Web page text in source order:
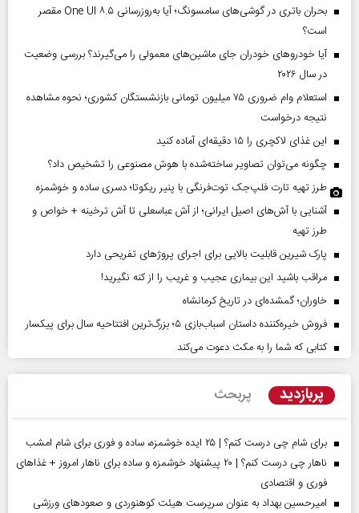
بحران باتری در گوشی‌های سامسونگ؛ آیا به‌روزرسانی One UI ۸.۵ مقصر
است؟
آیا خودروهای خودران جای ماشین‌های معمولی را می‌گیرند؟ بررسی وضعیت
در سال ۲۰۲۶
استعلام وام ضروری ۷۵ میلیون تومانی بازنشستگان کشوری؛ نحوه مشاهده
نتیجه درخواست
این غذای لاکچری را ۱۵ دقیقه‌ای آماده کنید
چگونه می‌توان تصاویر ساخته‌شده با هوش مصنوعی را تشخیص داد؟
طرز تهیه تارت فلپ‌جک توت‌فرنگی با پنیر ریکوتا؛ دسری ساده و خوشمزه
آشنایی با آش‌های اصیل ایرانی؛ از آش عباسعلی تا آش ترخینه + خواص و
طرز تهیه
پارک شیرین قابلیت‌ بالایی برای اجرای پروژهای تفریحی دارد
مراقب باشید این بیماری عجیب و غریب را از کنه نگیرید!
خاوران؛ گمشده‌ای در تاریخ کرمانشاه
فروش خیره‌کننده داستان اسباب‌بازی ۵؛ بزرگ‌ترین افتتاحیه سال برای پیکسار
کتابی که شما را به مکث دعوت می‌کند
پربازدید پربحث
برای شام چی درست کنم؟ | ۲۵ ایده خوشمزه، ساده و فوری برای شام امشب
ناهار چی درست کنم؟ | ۲۰ پیشنهاد خوشمزه و ساده برای ناهار امروز + غذاهای
فوری و اقتصادی
امیرحسین بهداد به عنوان سرپرست هیئت کوهنوردی و صعودهای ورزشی